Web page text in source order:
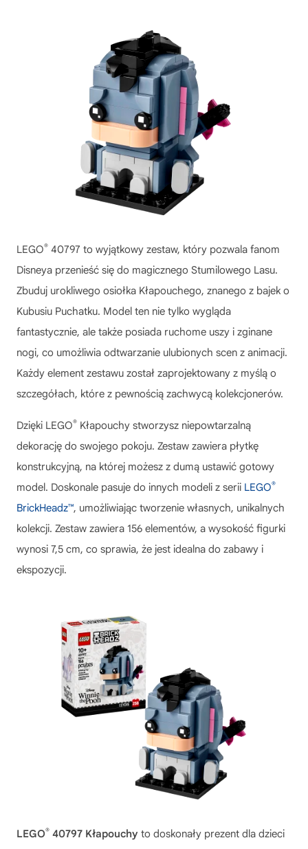
LEGO® 40797 to wyjątkowy zestaw, który pozwala fanom
Disneya przenieść się do magicznego Stumilowego Lasu.
Zbuduj urokliwego osiołka Kłapouchego, znanego z bajek o
Kubusiu Puchatku. Model ten nie tylko wygląda
fantastycznie, ale także posiada ruchome uszy i zginane
nogi, co umożliwia odtwarzanie ulubionych scen z animacji.
Każdy element zestawu został zaprojektowany z myślą o
szczegółach, które z pewnością zachwycą kolekcjonerów.
Dzięki LEGO® Kłapouchy stworzysz niepowtarzalną
dekorację do swojego pokoju. Zestaw zawiera płytkę
konstrukcyjną, na której możesz z dumą ustawić gotowy
model. Doskonale pasuje do innych modeli z serii LEGO®
BrickHeadz™, umożliwiając tworzenie własnych, unikalnych
kolekcji. Zestaw zawiera 156 elementów, a wysokość figurki
wynosi 7,5 cm, co sprawia, że jest idealna do zabawy i
ekspozycji.
LEGO® 40797 Kłapouchy to doskonały prezent dla dzieci